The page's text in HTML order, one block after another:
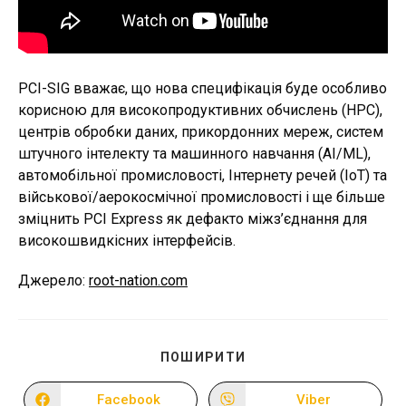
PCI-SIG вважає, що нова специфікація буде особливо
корисною для високопродуктивних обчислень (HPC),
центрів обробки даних, прикордонних мереж, систем
штучного інтелекту та машинного навчання (AI/ML),
автомобільної промисловості, Інтернету речей (IoT) та
військової/аерокосмічної промисловості і ще більше
зміцнить PCI Express як дефакто міжз’єднання для
високошвидкісних інтерфейсів.
Джерело: root-nation.com
ПОШИРИТИ
ВМІСТОМ
Facebook Viber